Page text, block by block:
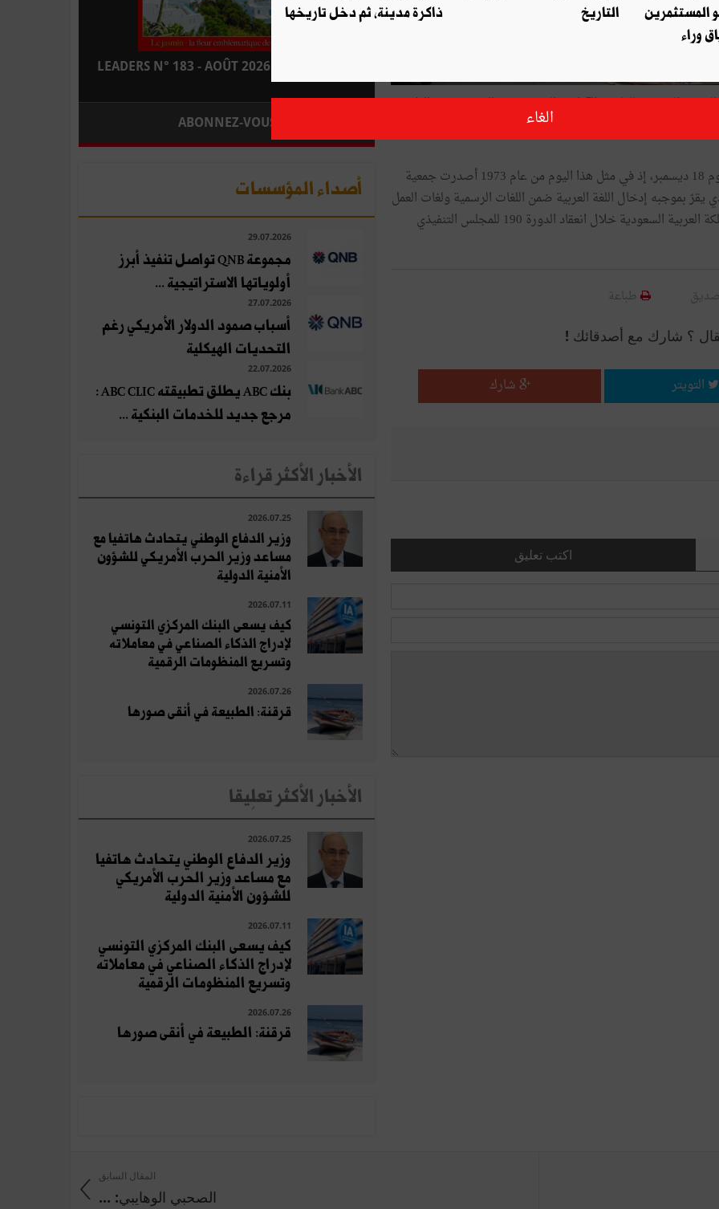
المجمع التونسي للعلوم والآداب والفنون "بيت الحكمة" يوم الإثنين
الأستاذ محمد صلاح الدين الشريف محاضرة بعنوان اللّسان العربي : ما
والجدير بالذكر آنّ اليوم العالمي للعربية يحتفل به سنويّا يوم 18 ديسمبر، إذ في مثل هذا اليوم من عام 1973 أصدرت جمعية
قرارها رقم 3190 في ديسمبر عام 1973، والذي يقرّ بموجبه إدخال اللغة العربية ضمن اللغات الرسمية ولغات العمل
في الأمم المتحدة.بعد اقتراح قدمته المملكة المغربية والمملكة العربية السعودية خلال انعقاد الدورة 190 للمجلس التنفيذي
طباعة
؟ شارك مع أصدقائك !
التويتر شارك
اكتب تعليق
LEADERS N° 183 - AOÛT 2026 : EN KIOSQUE
ABONNEZ-VOUS
أصداء المؤسسات
29.07.2026
مجموعة QNB تواصل تنفيذ أبرز
أولوياتها الاستراتيجية ...
27.07.2026
أسباب صمود الدولار الأمريكي رغم
التحديات الهيكلية
22.07.2026
بنك ABC يطلق تطبيقته ABC CLIC :
مرجع جديد للخدمات البنكية ...
الأخبار الأكثر قراءة
2026.07.25
وزير الدفاع الوطني يتحادث هاتفيا مع
مساعد وزير الحرب الأمريكي للشؤون
الأمنية الدولية
2026.07.11
كيف يسعى البنك المركزي التونسي
لإدراج الذكاء الصناعي في معاملاته
وتسريع المنظومات الرقمية
2026.07.26
قرقنة: الطبيعة في أنقى صورها
الأخبار الأكثر تعلِيقا
2026.07.25
وزير الدفاع الوطني يتحادث هاتفيا
مع مساعد وزير الحرب الأمريكي
للشؤون الأمنية الدولية
2026.07.11
كيف يسعى البنك المركزي التونسي
لإدراج الذكاء الصناعي في معاملاته
وتسريع المنظومات الرقمية
2026.07.26
قرقنة: الطبيعة في أنقى صورها
المقال السابق
الصحبي الوهايبي: ...
المستثمرين
وراء
التاريخ
ذاكرة مدينة، ثم دخل تاريخها
الغاء